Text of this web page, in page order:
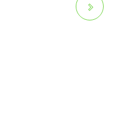
MAXCOM FW25 ARSEN PRO